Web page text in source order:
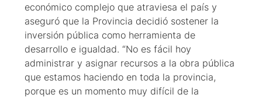
económico complejo que atraviesa el país y
aseguró que la Provincia decidió sostener la
inversión pública como herramienta de
desarrollo e igualdad. “No es fácil hoy
administrar y asignar recursos a la obra pública
que estamos haciendo en toda la provincia,
porque es un momento muy difícil de la